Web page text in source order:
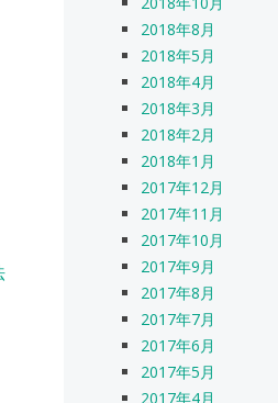
2018年8月
2018年5月
2018年4月
2018年3月
2018年2月
2018年1月
2017年12月
2017年11月
2017年10月
2017年9月
2017年8月
2017年7月
2017年6月
2017年5月
2017年4月